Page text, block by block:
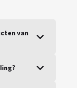
van